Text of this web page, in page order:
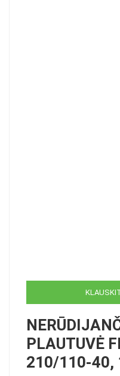
PLAUTUVĖ
210/110-40,